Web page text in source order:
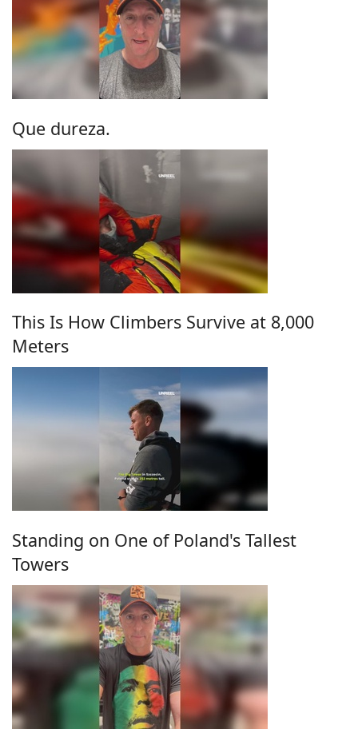
Que dureza.
This Is How Climbers Survive at 8,000
Meters
Standing on One of Poland's Tallest
Towers